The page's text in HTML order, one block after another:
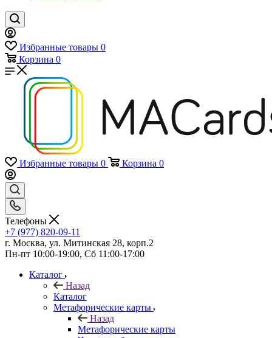
Избранные товары 0
Корзина 0
Избранные товары 0 Корзина 0
Телефоны
+7 (977) 820-09-11
г. Москва, ул. Митинская 28, корп.2
Пн-пт 10:00-19:00, Сб 11:00-17:00
Каталог
Назад
Каталог
Mетафорические карты
Назад
Mетафорические карты